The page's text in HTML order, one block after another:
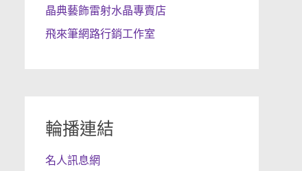
晶典藝飾雷射水晶專賣店
飛來筆網路行銷工作室
輪播連結
名人訊息網